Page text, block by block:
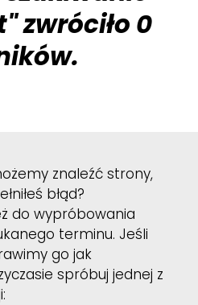
" zwróciło 0
znaleźć strony,
błąd?
do wypróbowania
terminu. Jeśli
go jak
spróbuj jednej z